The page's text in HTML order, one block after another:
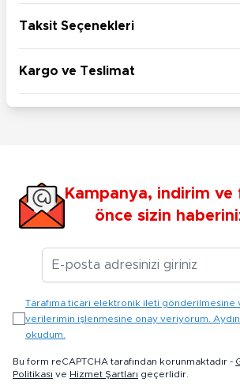
Taksit Seçenekleri
Kargo ve Teslimat
Kampanya, indirim ve
önce sizin
E-posta
Tarafıma ticari elektronik ileti gönderilmesine
verilerimin işlenmesine onay veriyorum.
okudum.
Bu form reCAPTCHA tarafından korunmaktadır -
Politikası ve Hizmet Şartları geçerlidir.